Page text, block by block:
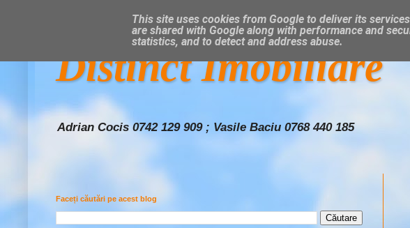
Distinct Imobiliare
Adrian Cocis 0742 129 909 ; Vasile Baciu 0768 440 185
Faceți căutări pe acest blog
This site uses cookies from Google to deliver its
are shared with Google along with performance and
statistics, and to detect and address abuse.